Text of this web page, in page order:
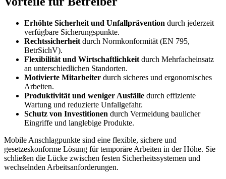
Erhöhte Sicherheit und Unfallprävention durch jederzeit
verfügbare Sicherungspunkte.
Rechtssicherheit durch Normkonformität (EN 795,
BetrSichV).
Flexibilität und Wirtschaftlichkeit durch Mehrfacheinsatz
an unterschiedlichen Standorten.
Motivierte Mitarbeiter durch sicheres und ergonomisches
Arbeiten.
Produktivität und weniger Ausfälle durch effiziente
Wartung und reduzierte Unfallgefahr.
Schutz von Investitionen durch Vermeidung baulicher
Eingriffe und langlebige Produkte.
Mobile Anschlagpunkte sind eine flexible, sichere und
gesetzeskonforme Lösung für temporäre Arbeiten in der Höhe. Sie
schließen die Lücke zwischen festen Sicherheitssystemen und
wechselnden Arbeitsanforderungen.